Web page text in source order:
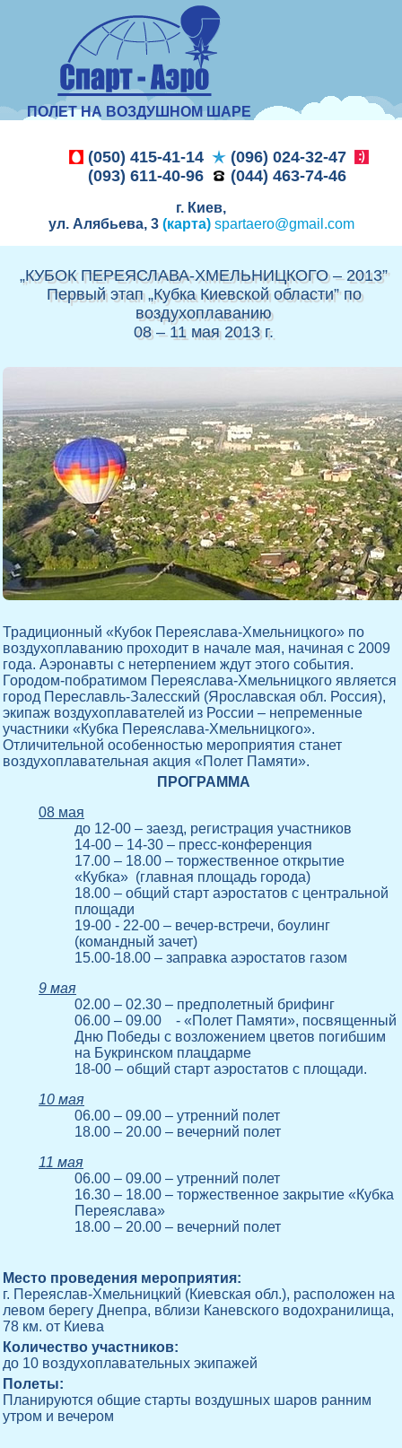
ПОЛЕТ НА ВОЗДУШНОМ ШАРЕ
(050) 415-41-14
(096) 024-32-47
(093) 611-40-96
(044) 463-74-46
г. Киев,
ул. Алябьева, 3 (карта) spartaero@gmail.com
„КУБОК ПЕРЕЯСЛАВА-ХМЕЛЬНИЦКОГО – 2013”
Первый этап „Кубка Киевской области” по
воздухоплаванию
08 – 11 мая 2013 г.
Традиционный «Кубок Переяслава-Хмельницкого» по
воздухоплаванию проходит в начале мая, начиная с 2009
года. Аэронавты с нетерпением ждут этого события.
Городом-побратимом Переяслава-Хмельницкого является
город Переславль-Залесский (Ярославская обл. Россия),
экипаж воздухоплавателей из России – непременные
участники «Кубка Переяслава-Хмельницкого».
Отличительной особенностью мероприятия станет
воздухоплавательная акция «Полет Памяти».
ПРОГРАММА
08 мая
до 12-00 – заезд, регистрация участников
14-00 – 14-30 – пресс-конференция
17.00 – 18.00 – торжественное открытие
«Кубка» (главная площадь города)
18.00 – общий старт аэростатов с центральной
площади
19-00 - 22-00 – вечер-встречи, боулинг
(командный зачет)
15.00-18.00 – заправка аэростатов газом
9 мая
02.00 – 02.30 – предполетный брифинг
06.00 – 09.00 - «Полет Памяти», посвященный
Дню Победы с возложением цветов погибшим
на Букринском плацдарме
18-00 – общий старт аэростатов с площади.
10 мая
06.00 – 09.00 – утренний полет
18.00 – 20.00 – вечерний полет
11 мая
06.00 – 09.00 – утренний полет
16.30 – 18.00 – торжественное закрытие «Кубка
Переяслава»
18.00 – 20.00 – вечерний полет
Место проведения мероприятия:
г. Переяслав-Хмельницкий (Киевская обл.), расположен на
левом берегу Днепра, вблизи Каневского водохранилища,
78 км. от Киева
Количество участников:
до 10 воздухоплавательных экипажей
Полеты:
Планируются общие старты воздушных шаров ранним
утром и вечером